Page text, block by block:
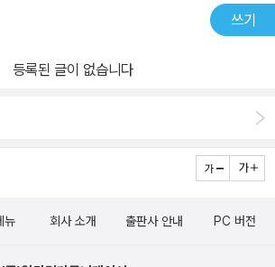
쓰기
등록된 글이 없습니다
뉴 회사 소개 출판사 안내 PC 버전